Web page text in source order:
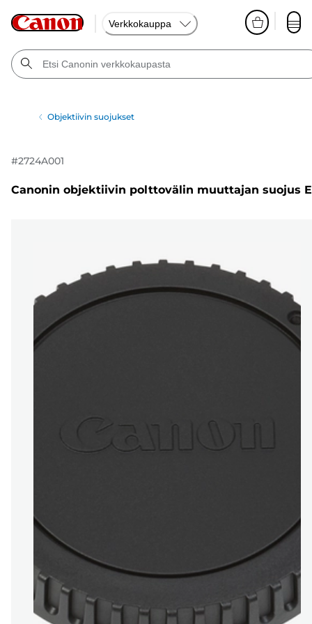
Verkkokauppa
Objektiivin suojukset
#2724A001
Canonin objektiivin polttovälin muuttajan suojus